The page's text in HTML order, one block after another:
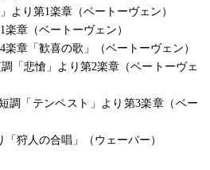
より第1楽章（ベートーヴェン）
章（ベートーヴェン）
章「歓喜の歌」（ベートーヴェン）
「悲愴」より第2楽章（ベートーヴェ
調「テンペスト」より第3楽章（ベー
狩人の合唱」（ウェーバー）